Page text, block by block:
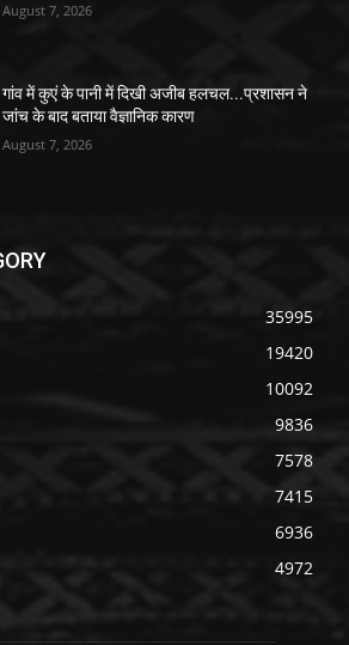
August 7, 2026
गांव में कुएं के पानी में दिखी अजीब हलचल...प्रशासन ने
जांच के बाद बताया वैज्ञानिक कारण
August 7, 2026
35995
19420
10092
9836
7578
7415
6936
4972